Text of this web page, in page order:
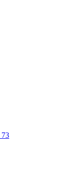
73